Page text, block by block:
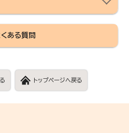
くある質問
トップページへ戻る